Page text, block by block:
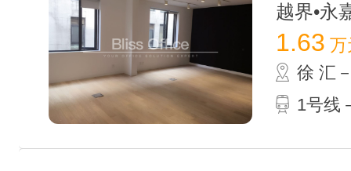
越界•永
1.63 万
徐 汇
1号线